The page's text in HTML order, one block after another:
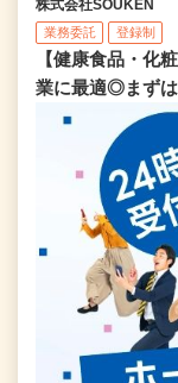
株式会社SOUKEN
業務委託 登録制
【健康食品・化
業に最適◎まず